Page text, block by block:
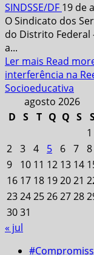
SINDSSE/DF 19 de
O Sindicato dos
do Distrito Federal
a...
Ler mais Read
interferência na
Socioeducativa
agosto 2026
D S T Q Q S
1
2 3 4 5 6 7 8
9
10 11 12 13 14
16 17 18 192021
232425262728
3031
« jul